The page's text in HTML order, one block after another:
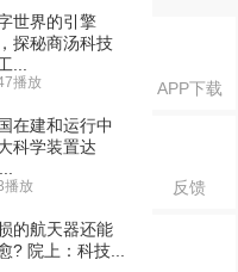
APP下载
反馈
世界的引擎
探秘商汤科技
...
播放
在建和运行中
科学装置达
播放
的航天器还能
? 院上：科技...